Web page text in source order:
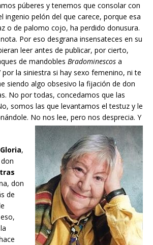
púberes y tenemos que consolar con
ingenio pelón del que carece, porque esa
o de palomo cojo, ha perdido donusura.
Por eso desgrana insensateces en su
leer antes de publicar, por cierto,
de mandobles Bradominescos a
por la siniestra si hay sexo femenino, ni te
siendo algo obsesivo la fijación de don
No por todas, concedamos que las
somos las que levantamos el testuz y le
No nos lee, pero nos desprecia. Y
Gloria,
don
de